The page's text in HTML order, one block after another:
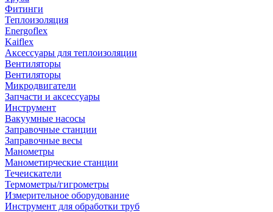
Фитинги
Теплоизоляция
Energoflex
Kaiflex
Аксессуары для теплоизоляции
Вентиляторы
Вентиляторы
Микродвигатели
Запчасти и аксессуары
Инструмент
Вакуумные насосы
Заправочные станции
Заправочные весы
Манометры
Манометирческие станции
Течеискатели
Термометры/гигрометры
Измерительное оборудование
Инструмент для обработки труб